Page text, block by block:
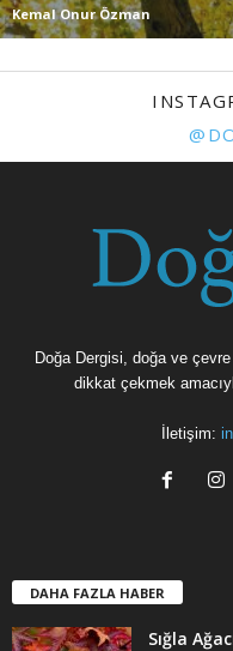
Kemal Onur Özman
Doğa Dergisi, doğa ve
dikkat çekmek
İletişim:
DAHA FAZLA HABER
Sığla